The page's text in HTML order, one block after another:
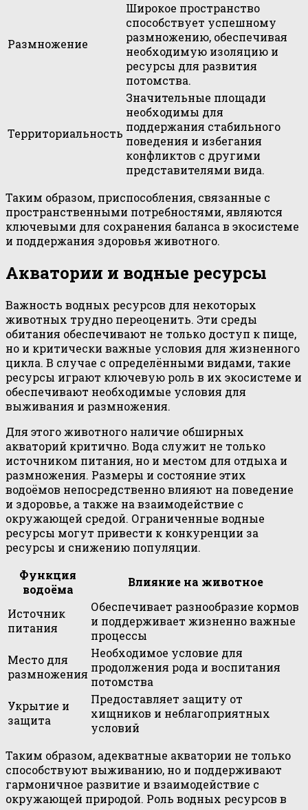
Размножение
Широкое пространство
способствует успешному
размножению, обеспечивая
необходимую изоляцию и
ресурсы для развития
потомства.
Территориальность
Значительные площади
необходимы для
поддержания стабильного
поведения и избегания
конфликтов с другими
представителями вида.
Таким образом, приспособления, связанные с
пространственными потребностями, являются
ключевыми для сохранения баланса в экосистеме
и поддержания здоровья животного.
Акватории и водные ресурсы
Важность водных ресурсов для некоторых
животных трудно переоценить. Эти среды
обитания обеспечивают не только доступ к пище,
но и критически важные условия для жизненного
цикла. В случае с определёнными видами, такие
ресурсы играют ключевую роль в их экосистеме и
обеспечивают необходимые условия для
выживания и размножения.
Для этого животного наличие обширных
акваторий критично. Вода служит не только
источником питания, но и местом для отдыха и
размножения. Размеры и состояние этих
водоёмов непосредственно влияют на поведение
и здоровье, а также на взаимодействие с
окружающей средой. Ограниченные водные
ресурсы могут привести к конкуренции за
ресурсы и снижению популяции.
Функция
водоёма
Влияние на животное
Источник
питания
Обеспечивает разнообразие кормов
и поддерживает жизненно важные
процессы
Место для
размножения
Необходимое условие для
продолжения рода и воспитания
потомства
Укрытие и
защита
Предоставляет защиту от
хищников и неблагоприятных
условий
Таким образом, адекватные акватории не только
способствуют выживанию, но и поддерживают
гармоничное развитие и взаимодействие с
окружающей природой. Роль водных ресурсов в